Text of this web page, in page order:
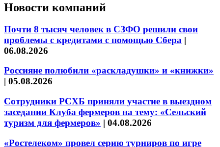
Новости компаний
Почти 8 тысяч человек в СЗФО решили свои
проблемы с кредитами с помощью Сбера |
06.08.2026
Россияне полюбили «раскладушки» и «книжки»
| 05.08.2026
Сотрудники РСХБ приняли участие в выездном
заседании Клуба фермеров на тему: «Сельский
туризм для фермеров» | 04.08.2026
«Ростелеком» провел серию турниров по игре